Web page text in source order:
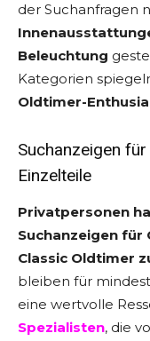
der Suchanfragen
Beleuchtung
Kategorien
Oldtimer-
Suchanzeigen für
Einzelteile
Privatpersonen
Suchanzeigen für
Classic Oldtimer
bleiben für
eine wertvolle
Spezialisten, die